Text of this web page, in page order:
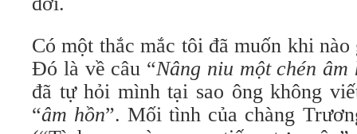
Có một thắc mắc tôi đã muốn khi
Đó là về câu “Nâng niu một chén âm
đã tự hỏi mình tại sao ông không
“âm hồn”. Mối tình của chàng